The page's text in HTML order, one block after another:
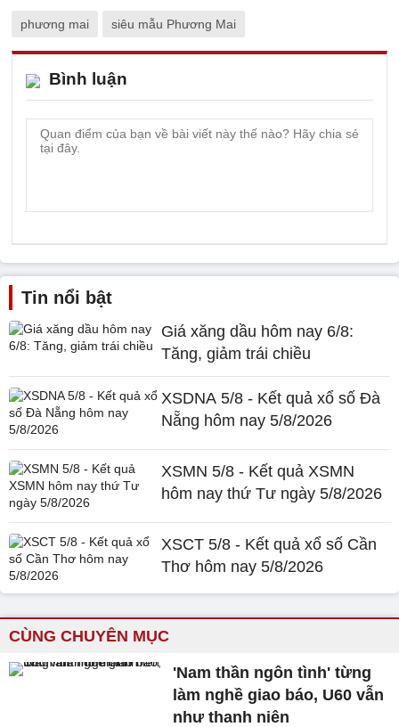
phương mai siêu mẫu Phương Mai
Bình luận
Tin nổi bật
Giá xăng dầu hôm nay 6/8:
Tăng, giảm trái chiều
XSDNA 5/8 - Kết quả xổ số Đà
Nẵng hôm nay 5/8/2026
XSMN 5/8 - Kết quả XSMN
hôm nay thứ Tư ngày 5/8/2026
XSCT 5/8 - Kết quả xổ số Cần
Thơ hôm nay 5/8/2026
CÙNG CHUYÊN MỤC
'Nam thần ngôn tình' từng
làm nghề giao báo, U60 vẫn
như thanh niên